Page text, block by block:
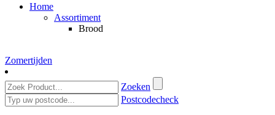
Home
Assortiment
Brood
Zomertijden
Zoeken
Postcodecheck